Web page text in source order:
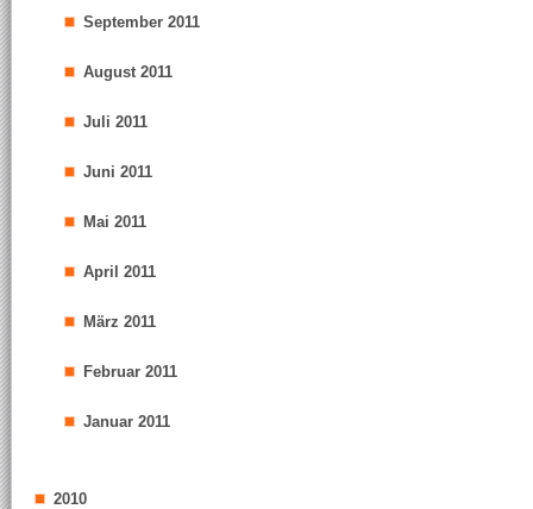
September 2011
August 2011
Juli 2011
Juni 2011
Mai 2011
April 2011
März 2011
Februar 2011
Januar 2011
2010